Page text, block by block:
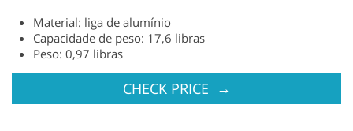
Material: liga de alumínio
Capacidade de peso: 17,6 libras
Peso: 0,97 libras
CHECK PRICE →